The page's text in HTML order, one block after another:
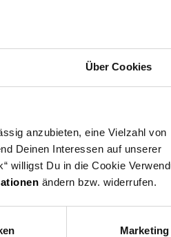
Über Cookies
anzubieten, eine Vielzahl von
Deinen Interessen auf unserer
willigst Du in die Cookie
ändern bzw. widerrufen.
Marketing